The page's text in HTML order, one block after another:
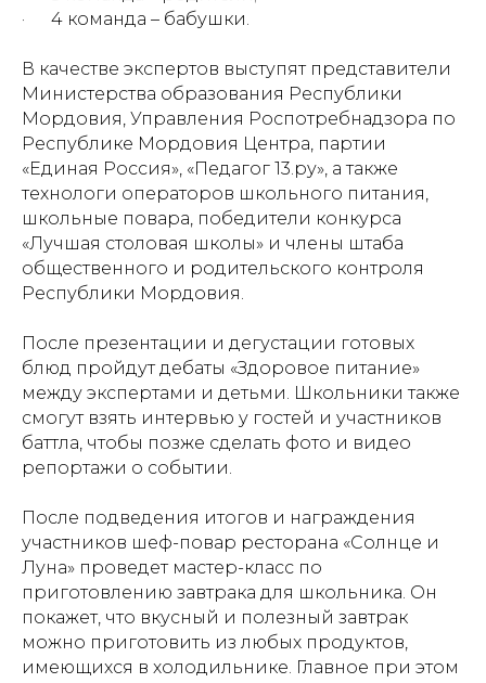
· 4 команда – бабушки.
В качестве экспертов выступят представители
Министерства образования Республики
Мордовия, Управления Роспотребнадзора по
Республике Мордовия Центра, партии
«Единая Россия», «Педагог 13.ру», а также
технологи операторов школьного питания,
школьные повара, победители конкурса
«Лучшая столовая школы» и члены штаба
общественного и родительского контроля
Республики Мордовия.
После презентации и дегустации готовых
блюд пройдут дебаты «Здоровое питание»
между экспертами и детьми. Школьники также
смогут взять интервью у гостей и участников
баттла, чтобы позже сделать фото и видео
репортажи о событии.
После подведения итогов и награждения
участников шеф-повар ресторана «Солнце и
Луна» проведет мастер-класс по
приготовлению завтрака для школьника. Он
покажет, что вкусный и полезный завтрак
можно приготовить из любых продуктов,
имеющихся в холодильнике. Главное при этом